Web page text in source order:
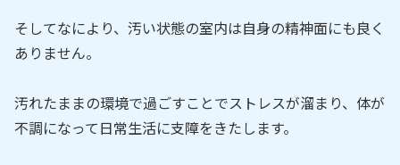
そしてなにより、汚い状態の室内は自身の精神面にも良く
ありません。
汚れたままの環境で過ごすことでストレスが溜まり、体が
不調になって日常生活に支障をきたします。